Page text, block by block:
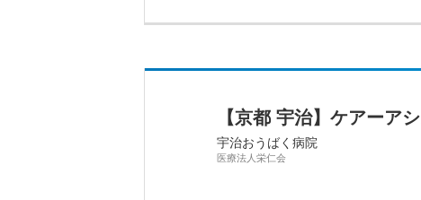
【京都 宇治】ケアーア
宇治おうばく病院
医療法人栄仁会